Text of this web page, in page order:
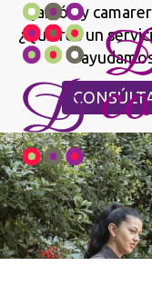
jamón y
¿Quieres un